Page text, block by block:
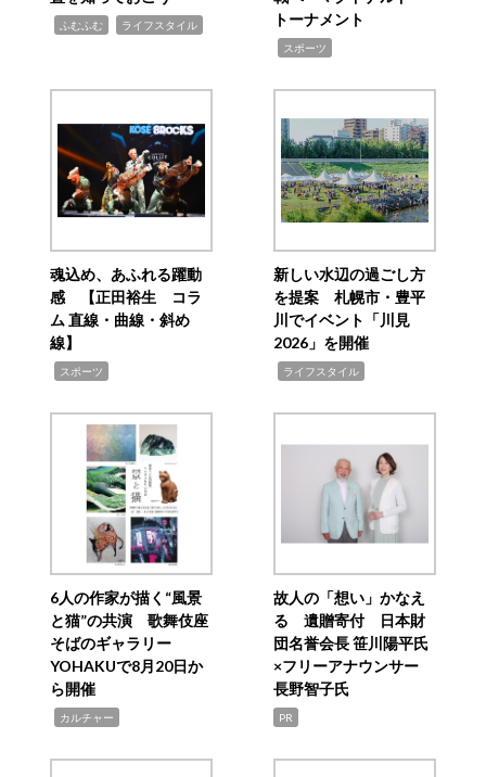
ふむふむ ライフスタイル
トーナメント
スポーツ
魂込め、あふれる躍動
感 【正田裕生 コラ
ム 直線・曲線・斜め
線】
スポーツ
新しい水辺の過ごし方
を提案 札幌市・豊平
川でイベント「川見
2026」を開催
ライフスタイル
6人の作家が描く“風景
と猫”の共演 歌舞伎座
そばのギャラリー
YOHAKUで8月20日か
ら開催
カルチャー
故人の「想い」かなえ
る 遺贈寄付 日本財
団名誉会長 笹川陽平氏
×フリーアナウンサー
長野智子氏
PR